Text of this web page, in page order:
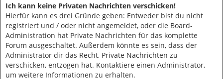
Ich kann keine Privaten Nachrichten verschicken!
Hierfür kann es drei Gründe geben: Entweder bist du nicht
registriert und / oder nicht angemeldet, oder die Board-
Administration hat Private Nachrichten für das komplette
Forum ausgeschaltet. Außerdem könnte es sein, dass der
Administrator dir das Recht, Private Nachrichten zu
verschicken, entzogen hat. Kontaktiere einen Administrator,
um weitere Informationen zu erhalten.